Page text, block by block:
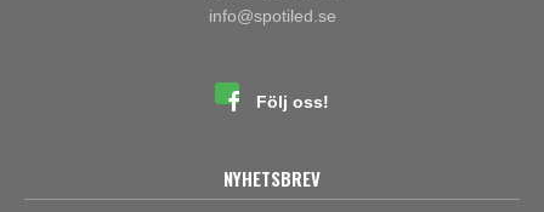
info@spotiled.se
Följ oss!
NYHETSBREV